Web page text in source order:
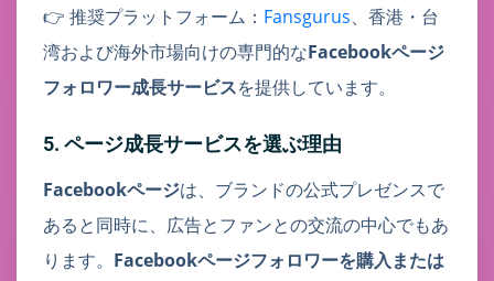
👉 推奨プラットフォーム： Fansgurus、香港・台
湾および海外市場向けの専門的なFacebookページ
フォロワー成長サービスを提供しています。
5. ページ成長サービスを選ぶ理由
Facebookページは、ブランドの公式プレゼンスで
あると同時に、広告とファンとの交流の中心でもあ
ります。 Facebookページフォロワーを購入または